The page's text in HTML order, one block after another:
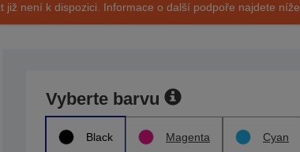
není k dispozici. Informace o další podpoře najdete níže.
Vyberte barvu
Black Magenta Cyan